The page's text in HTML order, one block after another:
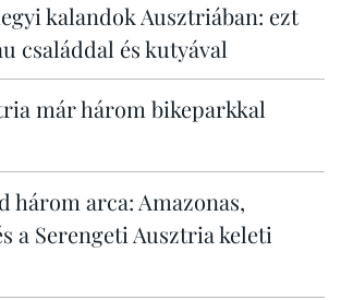
kalandok Ausztriában: ezt
családdal és kutyával
már három bikeparkkal
három arca: Amazonas,
a Serengeti Ausztria keleti